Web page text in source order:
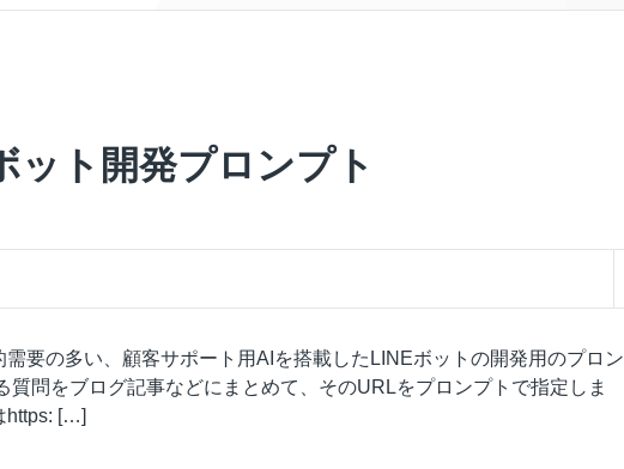
ット開発プロンプト
要の多い、顧客サポート用AIを搭載したLINEボットの開発用のプロン
質問をブログ記事などにまとめて、そのURLをプロンプトで指定しま
https: […]